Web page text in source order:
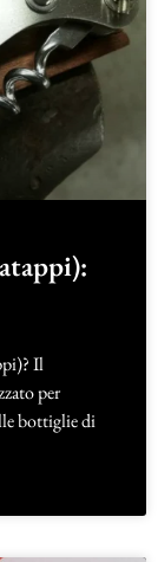
Il
per
bottiglie di